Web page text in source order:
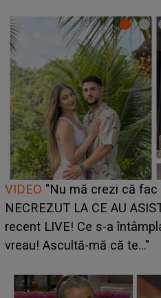
Cine este Bianca, tânăra
UNTOLD ONE de Zara
ce i-a spus artista
pregătită...”